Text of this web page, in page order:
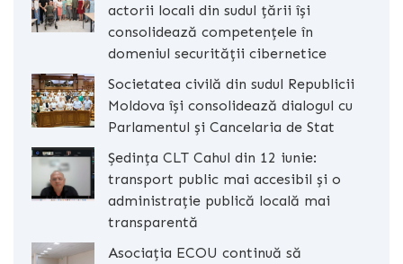
actorii locali din sudul țării își
consolidează competențele în
domeniul securității cibernetice
Societatea civilă din sudul Republicii
Moldova își consolidează dialogul cu
Parlamentul și Cancelaria de Stat
Ședința CLT Cahul din 12 iunie:
transport public mai accesibil și o
administrație publică locală mai
transparentă
Asociația ECOU continuă să